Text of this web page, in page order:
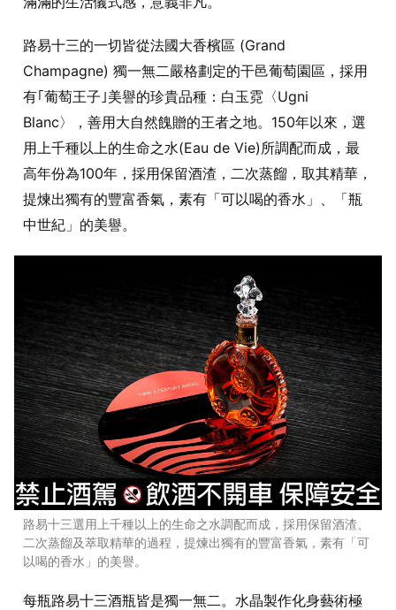
路易十三的一切皆從法國大香檳區 (Grand
Champagne) 獨一無二嚴格劃定的干邑葡萄園區，採用
有｢葡萄王子｣美譽的珍貴品種：白玉霓〈Ugni
Blanc〉，善用大自然餽贈的王者之地。150年以來，選
用上千種以上的生命之水(Eau de Vie)所調配而成，最
高年份為100年，採用保留酒渣，二次蒸餾，取其精華，
提煉出獨有的豐富香氣，素有「可以喝的香水」、「瓶
中世紀」的美譽。
路易十三選用上千種以上的生命之水調配而成，採用保留酒渣、
二次蒸餾及萃取精華的過程，提煉出獨有的豐富香氣，素有「可
以喝的香水」的美譽。
每瓶路易十三酒瓶皆是獨一無二。水晶製作化身藝術極